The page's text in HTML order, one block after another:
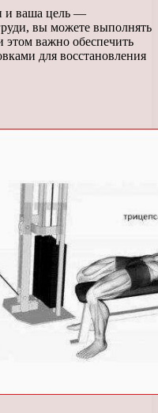
и ваша цель —
вы можете выполнять
важно обеспечить
для восстановления